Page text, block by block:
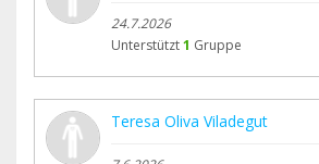
24.7.2026
Unterstützt1 Gruppe
Teresa Oliva Viladegut